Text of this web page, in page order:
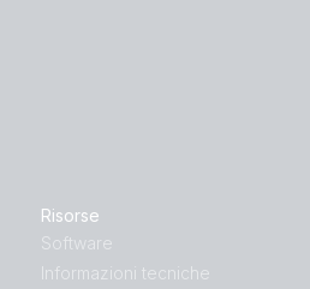
30 (front)
30 (left)
30 (right)
16 (front)
Risorse
Software
Informazioni tecniche